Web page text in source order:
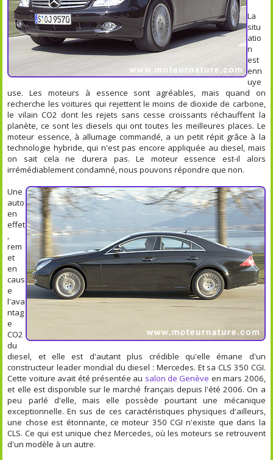
La
situ
atio
n
est
enn
uye
use. Les moteurs à essence sont agréables, mais quand on
recherche les voitures qui rejettent le moins de dioxide de carbone,
le vilain CO2 dont les rejets sans cesse croissants réchauffent la
planète, ce sont les diesels qui ont toutes les meilleures places. Le
moteur essence, à allumage commandé, a un petit répit grâce à la
technologie hybride, qui n'est pas encore appliquée au diesel, mais
on sait cela ne durera pas. Le moteur essence est-il alors
irrémédiablement condamné, nous pouvons répondre que non.
Une
auto
en
effet
,
rem
et
en
caus
e
l'ava
ntag
e
CO2
du
diesel, et elle est d'autant plus crédible qu'elle émane d'un
constructeur leader mondial du diesel : Mercedes. Et sa CLS 350 CGI.
Cette voiture avait été présentée au salon de Genève en mars 2006,
et elle est disponible sur le marché français depuis l'été 2006. On a
peu parlé d'elle, mais elle possède pourtant une mécanique
exceptionnelle. En sus de ces caractéristiques physiques d'ailleurs,
une chose est étonnante, ce moteur 350 CGI n'existe que dans la
CLS. Ce qui est unique chez Mercedes, où les moteurs se retrouvent
d'un modèle à un autre.